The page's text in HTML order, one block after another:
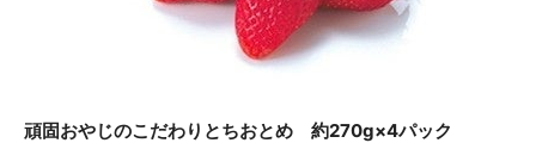
頑固おやじのこだわりとちおとめ 約270g×4パック